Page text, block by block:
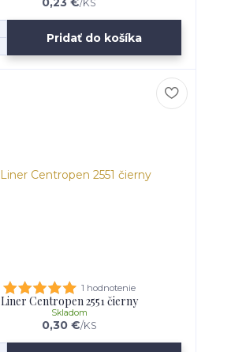
/KS
Pridať do košíka
1 hodnotenie
Liner Centropen 2551 čierny
0,30 €/KS
Skladom